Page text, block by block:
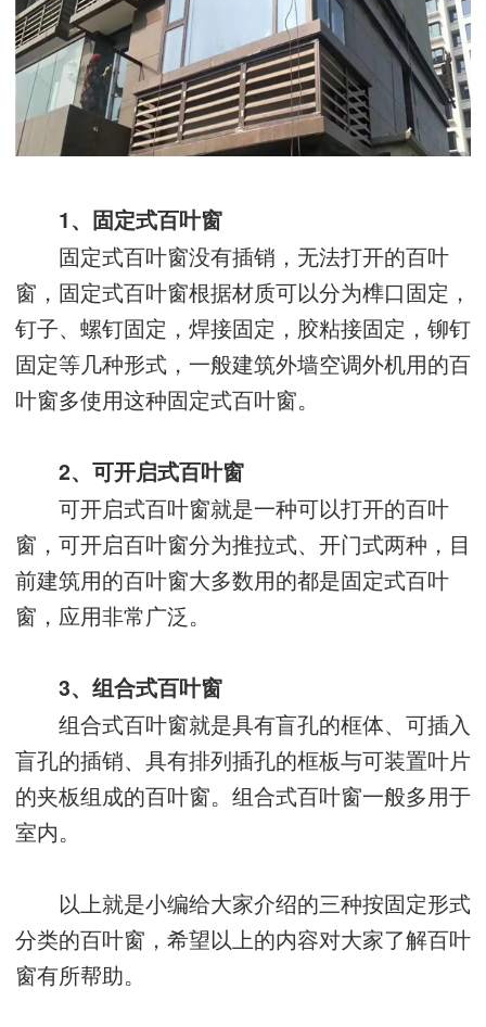
1、固定式百叶窗
固定式百叶窗没有插销，无法打开的百叶
窗，固定式百叶窗根据材质可以分为榫口固定，
钉子、螺钉固定，焊接固定，胶粘接固定，铆钉
固定等几种形式，一般建筑外墙空调外机用的百
叶窗多使用这种固定式百叶窗。
2、可开启式百叶窗
可开启式百叶窗就是一种可以打开的百叶
窗，可开启百叶窗分为推拉式、开门式两种，目
前建筑用的百叶窗大多数用的都是固定式百叶
窗，应用非常广泛。
3、组合式百叶窗
组合式百叶窗就是具有盲孔的框体、可插入
盲孔的插销、具有排列插孔的框板与可装置叶片
的夹板组成的百叶窗。组合式百叶窗一般多用于
室内。
以上就是小编给大家介绍的三种按固定形式
分类的百叶窗，希望以上的内容对大家了解百叶
窗有所帮助。